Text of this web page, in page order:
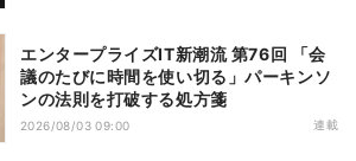
エンタープライズIT新潮流 第76回 「会
議のたびに時間を使い切る」パーキンソ
ンの法則を打破する処方箋
2026/08/03 09:00 連載